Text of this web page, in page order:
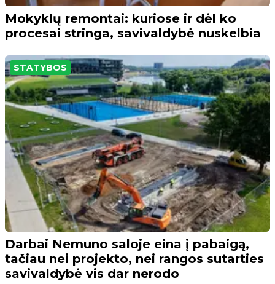
Mokyklų remontai: kuriose ir dėl ko
procesai stringa, savivaldybė nuskelbia
STATYBOS
Darbai Nemuno saloje eina į pabaigą,
tačiau nei projekto, nei rangos sutarties
savivaldybė vis dar nerodo